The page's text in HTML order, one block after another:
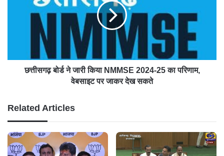
छत्तीसगढ़ बोर्ड ने जारी किया NMMSE 2024-25 का परिणाम,
वेबसाइट पर जाकर देख सकते
Related Articles